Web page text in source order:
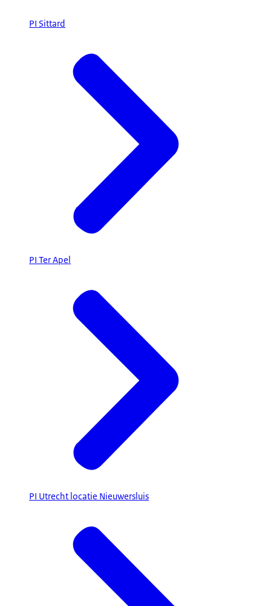
PI Sittard
PI Ter Apel
PI Utrecht locatie Nieuwersluis